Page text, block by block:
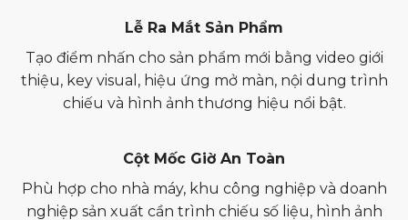
Lễ Ra Mắt Sản Phẩm
Tạo điểm nhấn cho sản phẩm mới bằng video giới
thiệu, key visual, hiệu ứng mở màn, nội dung trình
chiếu và hình ảnh thương hiệu nổi bật.
Cột Mốc Giờ An Toàn
Phù hợp cho nhà máy, khu công nghiệp và doanh
nghiệp sản xuất cần trình chiếu số liệu, hình ảnh